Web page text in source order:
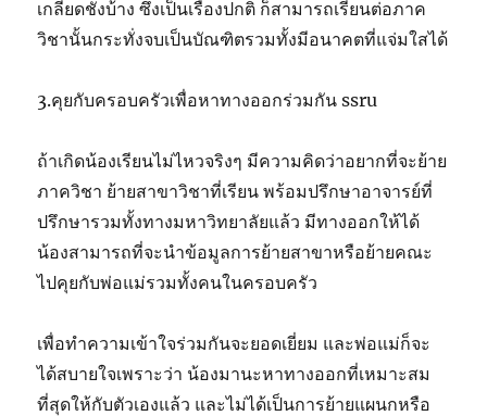
เกลียดชังบ้าง ซึ่งเป็นเรื่องปกติ ก็สามารถเรียนต่อภาค
วิชานั้นกระทั่งจบเป็นบัณฑิตรวมทั้งมีอนาคตที่แจ่มใสได้
3.คุยกับครอบครัวเพื่อหาทางออกร่วมกัน ssru
ถ้าเกิดน้องเรียนไม่ไหวจริงๆ มีความคิดว่าอยากที่จะย้าย
ภาควิชา ย้ายสาขาวิชาที่เรียน พร้อมปรึกษาอาจารย์ที่
ปรึกษารวมทั้งทางมหาวิทยาลัยแล้ว มีทางออกให้ได้
น้องสามารถที่จะนำข้อมูลการย้ายสาขาหรือย้ายคณะ
ไปคุยกับพ่อแม่รวมทั้งคนในครอบครัว
เพื่อทำความเข้าใจร่วมกันจะยอดเยี่ยม และพ่อแม่ก็จะ
ได้สบายใจเพราะว่า น้องมานะหาทางออกที่เหมาะสม
ที่สุดให้กับตัวเองแล้ว และไม่ได้เป็นการย้ายแผนกหรือ